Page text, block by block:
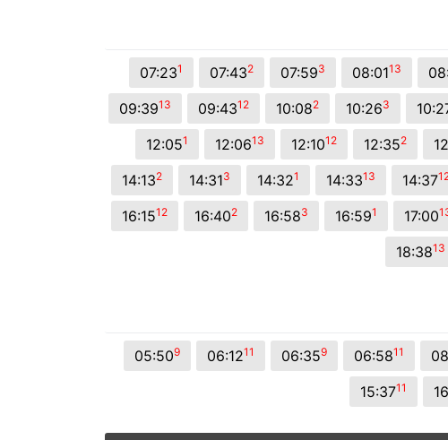
07:231 07:432 07:593 08:0113
09:3913 09:4312 10:082 10:263
12:051 12:0613 12:1012 12:352
14:132 14:313 14:321 14:3313 14:37
16:1512 16:402 16:583 16:591 17:00
18:3813
05:509 06:1211 06:359 06:5811
15:3711